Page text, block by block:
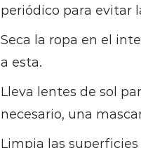
periódico para evitar
Seca la ropa en el
a esta.
Lleva lentes de sol
necesario, una
Limpia las